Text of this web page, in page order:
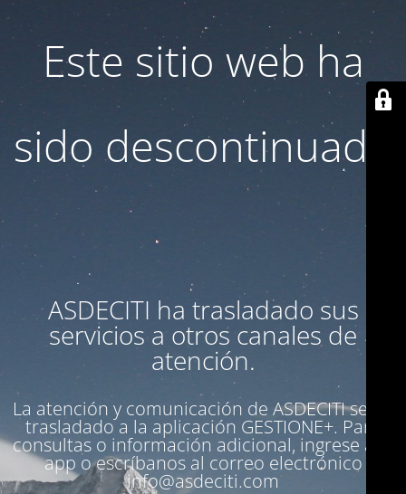
Este sitio web ha
sido descontinuado
ASDECITI ha trasladado sus
servicios a otros canales de
atención.
La atención y comunicación de ASDECITI se ha
trasladado a la aplicación GESTIONE+. Para
consultas o información adicional, ingrese a la
app o escríbanos al correo electrónico
info@asdeciti.com